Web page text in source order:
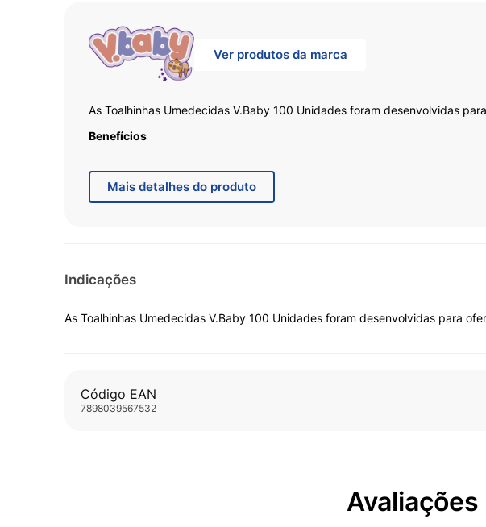
Ver produtos da marca
As Toalhinhas Umedecidas V.Baby 100 Unidades foram desenvolvidas
Benefícios
Textura macia que não agride a pele sensível
Praticidade para uso diário em qualquer lugar
Ideal para mãos, rosto e área da fralda
Mais detalhes do produto
Indicações
As Toalhinhas Umedecidas V.Baby 100 Unidades foram desenvolvidas para
Código EAN
7898039567532